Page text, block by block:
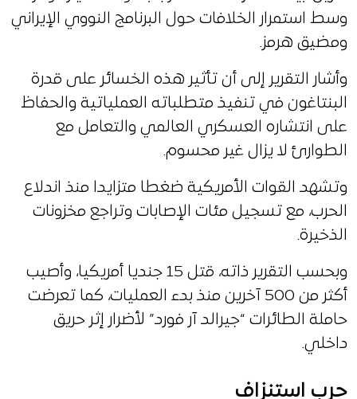
وسط استمرار الخلافات حول البرنامج النووي الإيراني
ومضيق هرمز.
وأشار التقرير إلى أن تأثير هذه الخسائر على قدرة
البنتاغون في تنفيذ متطلباته العملياتية والحفاظ
على انتشاره العسكري العالمي والتعامل مع
الطوارئ لا يزال غير محسوم.
وتشهد القوات الأمريكية ضغطا متزايدا منذ اندلاع
الحرب، مع تسجيل مئات الإصابات وتراجع مخزونات
الذخيرة.
وبحسب التقرير ذاته، قتل 15 جنديا أمريكيا، وأصيب
أكثر من 500 آخرين منذ بدء العمليات، كما تعرضت
حاملة الطائرات “جيرالد آر فورد” لأضرار إثر حريق
داخلي.
حرب استنزاف